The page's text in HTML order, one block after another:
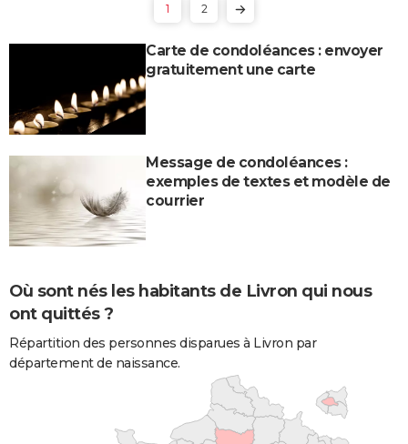
1 2
Carte de condoléances : envoyer
gratuitement une carte
Message de condoléances :
exemples de textes et modèle de
courrier
Où sont nés les habitants de Livron qui nous
ont quittés ?
Répartition des personnes disparues à Livron par
département de naissance.